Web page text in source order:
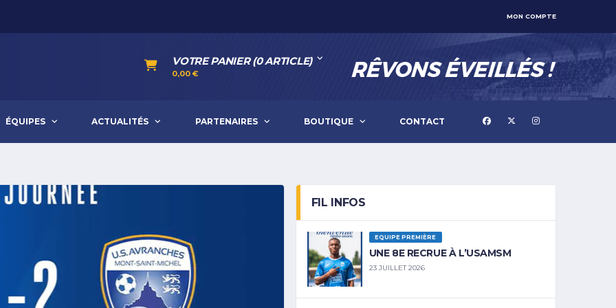
MON COMPTE
VOTRE PANIER (0 ARTICLE)
0,00€
ÉQUIPES ACTUALITÉS PARTENAIRES BOUTIQUE CONTACT
FIL INFOS
EQUIPE PREMIÈRE
UNE 8E RECRUE À L’USAMSM
23 JUILLET 2026